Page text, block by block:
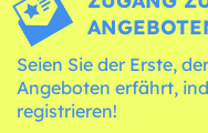
Seien Sie der Erste,
Angeboten erfährt,
registrieren!